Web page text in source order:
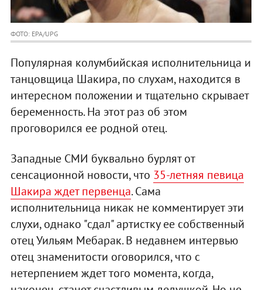
ФОТО: EPA/UPG
Популярная колумбийская исполнительница и
танцовщица Шакира, по слухам, находится в
интересном положении и тщательно скрывает
беременность. На этот раз об этом
проговорился ее родной отец.
Западные СМИ буквально бурлят от
сенсационной новости, что 35-летняя певица
Шакира ждет первенца. Сама
исполнительница никак не комментирует эти
слухи, однако "сдал" артистку ее собственный
отец Уильям Мебарак. В недавнем интервью
отец знаменитости оговорился, что с
нетерпением ждет того момента, когда,